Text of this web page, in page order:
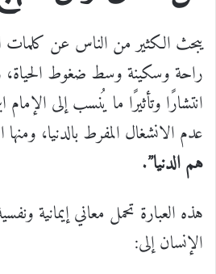
يبحث الكثير من الناس عن كلمات
راحة وسكينة وسط ضغوط الحياة،
انتشارًا وتأثيرًا ما يُنسب إلى
عدم الانشغال المفرط بالدنيا، ومنها
هم الدنيا”.
هذه العبارة تحمل معاني إيمانية
الإنسان إلى: